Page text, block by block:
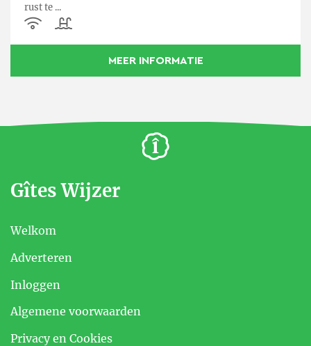
rust te ...
MEER INFORMATIE
Gîtes Wijzer
Welkom
Adverteren
Inloggen
Algemene voorwaarden
Privacy en Cookies